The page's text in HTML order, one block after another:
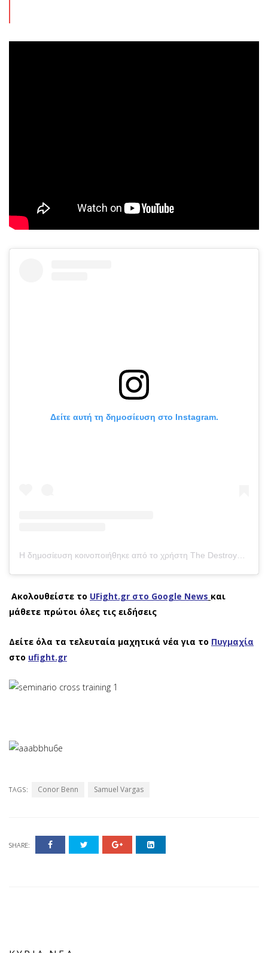
Δείτε αυτή τη δημοσίευση στο Instagram.
Ακολουθείστε το UFight.gr στο Google News και
μάθετε πρώτοι όλες τις ειδήσεις
Δείτε όλα τα τελευταία μαχητικά νέα για το Πυγμαχία
στο ufight.gr
TAGS: Conor Benn Samuel Vargas
SHARE: